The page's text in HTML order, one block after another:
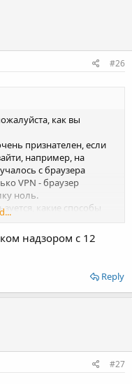
#26
как вы
признателен, если
например, на
с браузера
VPN - браузер
ноль.
какие способы
надзором с 12
Reply
#27